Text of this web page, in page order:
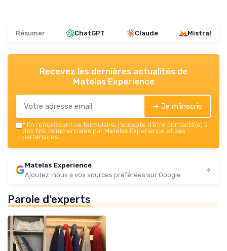
Résumer ChatGPT Claude Mistral
Recevez les dernières actualités de
Matelas Experience
➔ Je m'inscris
* En remplissant ce formulaire, j’accepte d’être contacté(e) à
des fins commerciales par Matelas Experience et ses
partenaires.
Matelas Experience
Ajoutez-nous à vos sources préférées sur Google
Parole d'experts